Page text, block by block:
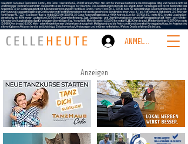
ANMELDEN
Anzeigen